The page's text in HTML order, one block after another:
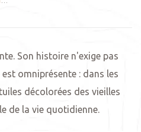
Son histoire n'exige pas
omniprésente : dans les
décolorées des vieilles
de la vie quotidienne.